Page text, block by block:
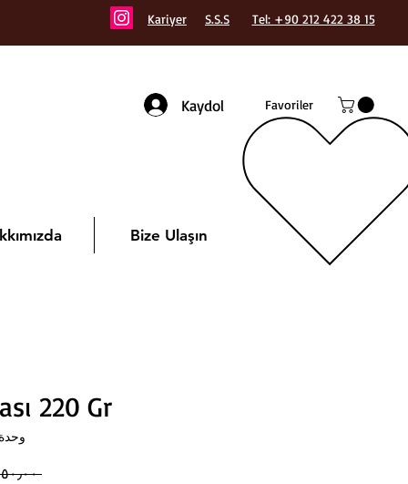
Kariyer S.S.S Tel: +90 212 422 38 15
Kaydol Favoriler
Bize Ulaşın
220 Gr.
وحدة SKU: 8697428018865
‏٢٥٠٫٠٠ TRY